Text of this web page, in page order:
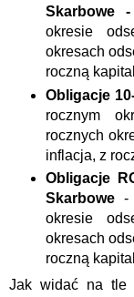
Skarbowe -
okresie
okresach
roczną
Obligacje
rocznym
rocznych
inflacja, z
Obligacje
Skarbowe-
okresie
okresach
roczną
Jak widać na tle